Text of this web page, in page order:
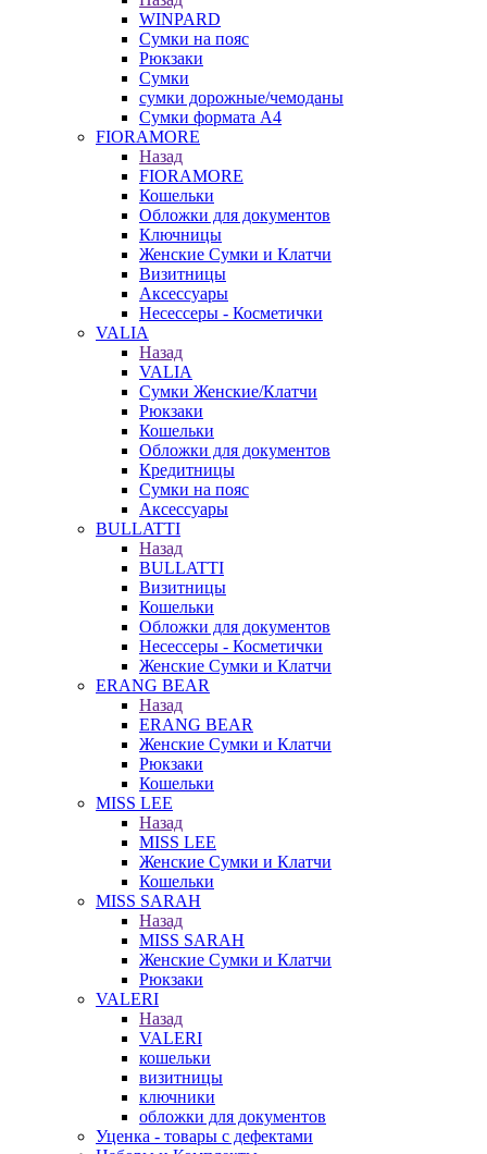
WINPARD
Сумки на пояс
Рюкзаки
Сумки
сумки дорожные/чемоданы
Сумки формата А4
FIORAMORE
Назад
FIORAMORE
Кошельки
Обложки для документов
Ключницы
Женские Сумки и Клатчи
Визитницы
Аксессуары
Несессеры - Косметички
VALIA
Назад
VALIA
Сумки Женские/Клатчи
Рюкзаки
Кошельки
Обложки для документов
Кредитницы
Сумки на пояс
Аксессуары
BULLATTI
Назад
BULLATTI
Визитницы
Кошельки
Обложки для документов
Несессеры - Косметички
Женские Сумки и Клатчи
ERANG BEAR
Назад
ERANG BEAR
Женские Сумки и Клатчи
Рюкзаки
Кошельки
MISS LEE
Назад
MISS LEE
Женские Сумки и Клатчи
Кошельки
MISS SARAH
Назад
MISS SARAH
Женские Сумки и Клатчи
Рюкзаки
VALERI
Назад
VALERI
кошельки
визитницы
ключники
обложки для документов
Уценка - товары с дефектами